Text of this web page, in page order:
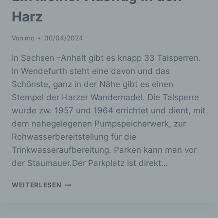
Harz
Von mc 30/04/2024
In Sachsen -Anhalt gibt es knapp 33 Talsperren.
In Wendefurth steht eine davon und das
Schönste, ganz in der Nähe gibt es einen
Stempel der Harzer Wandernadel. Die Talsperre
wurde zw. 1957 und 1964 errichtet und dient, mit
dem nahegelegenen Pumpspeicherwerk, zur
Rohwasserbereitstellung für die
Trinkwasseraufbereitung. Parken kann man vor
der Staumauer.Der Parkplatz ist direkt…
WEITERLESEN EIN
bestätigenden Handlung, mit der die
sie mit der Verarbeitung der sie betreffenden
ist.
Name und Anschrift des für die Verarbeitung
Verantwortlichen
Verantwortlicher im Sinne der Datenschutz-
Grundverordnung, sonstiger in den
Mitgliedstaaten der Europäischen Union
geltenden Datenschutzgesetze und anderer
Charakter ist die: